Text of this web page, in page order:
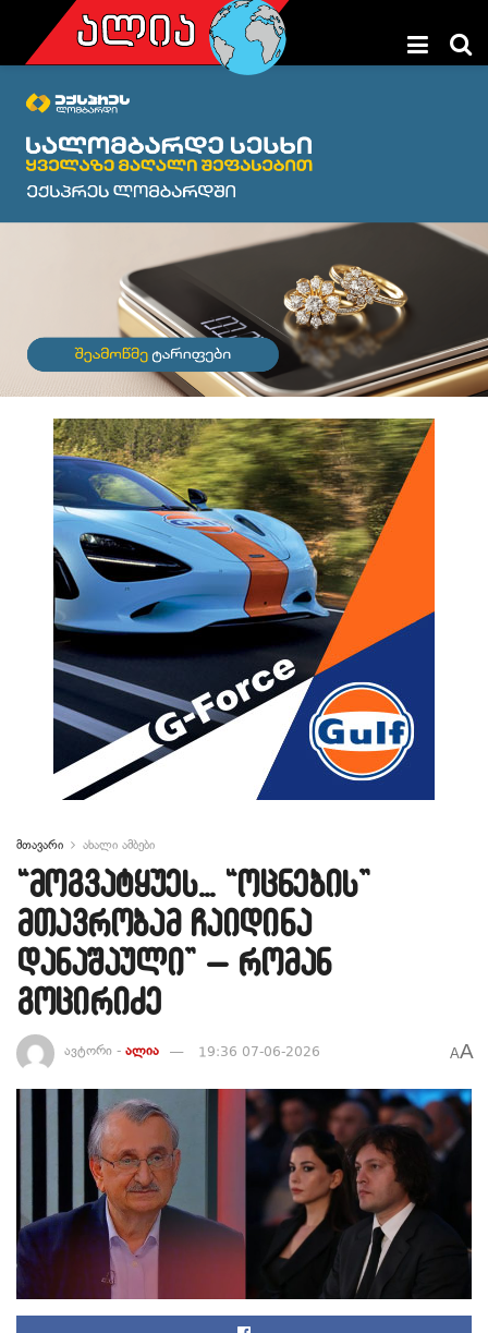
მთავარი ახალი ამბები
“მოგვატყუეს… “ოცნების”
მთავრობამ ჩაიდინა
დანაშაული” – რომან
გოცირიძე
ავტორი - ალია 19:36 07-06-2026 AA